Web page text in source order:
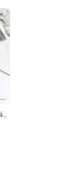
Combo 6 Quần Lót Tam Giác Nam Thun Lạnh Vĩnh Tiến QL - 03 - Nhiều Màu